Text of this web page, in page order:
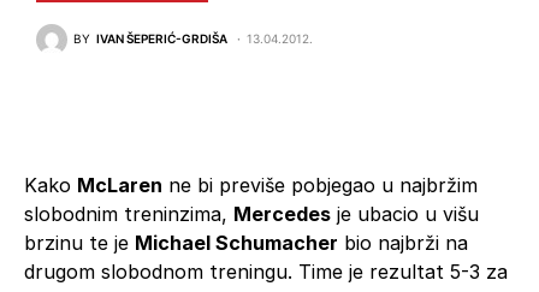
BY IVAN ŠEPERIĆ-GRDIŠA 13.04.2012.
Kako McLaren ne bi previše pobjegao u najbržim
slobodnim treninzima, Mercedes je ubacio u višu
brzinu te je Michael Schumacher bio najbrži na
drugom slobodnom treningu. Time je rezultat 5-3 za